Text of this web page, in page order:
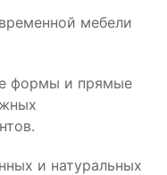
мебели
формы и прямые
и натуральных